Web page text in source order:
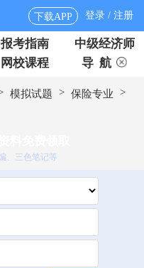
下载APP 登录 / 注册
报考指南
中级经济师
网校课程 导 航
模拟试题 > 保险专业
>
、三色笔记等